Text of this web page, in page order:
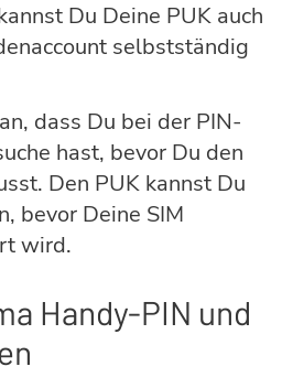
Du Deine PUK auch
selbstständig
dass Du bei der PIN-
hast, bevor Du den
Den PUK kannst Du
bevor Deine SIM
wird.
Handy-PIN und